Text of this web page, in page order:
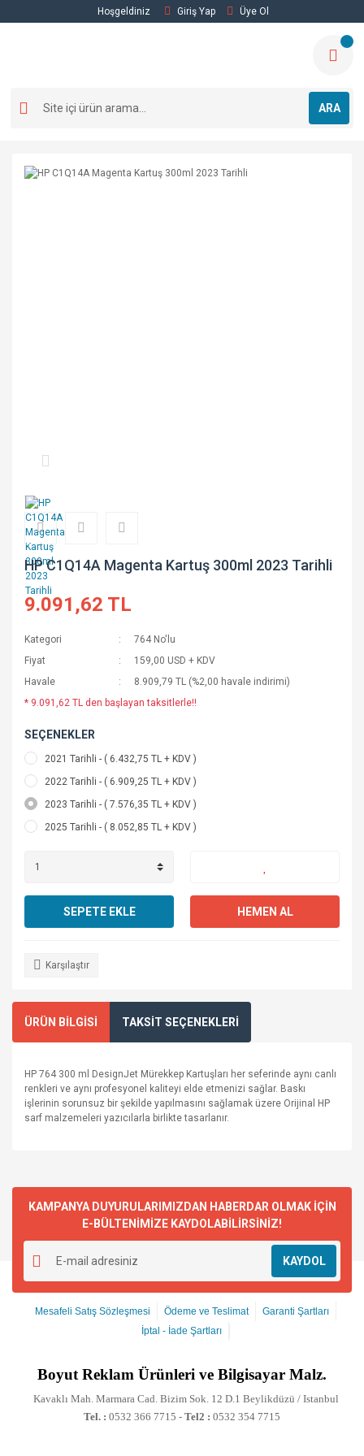
Hoşgeldiniz Giriş Yap Üye Ol
ARA
HP C1Q14A Magenta Kartuş 300ml 2023 Tarihli
9.091,62 TL
Kategori
764 No'lu
Fiyat
159,00 USD + KDV
Havale
8.909,79 TL (%2,00 havale indirimi)
* 9.091,62 TL den başlayan taksitlerle!!
SEÇENEKLER
2021 Tarihli - ( 6.432,75 TL + KDV )
2022 Tarihli - ( 6.909,25 TL + KDV )
2023 Tarihli - ( 7.576,35 TL + KDV )
2025 Tarihli - ( 8.052,85 TL + KDV )
SEPETE EKLE HEMEN AL
Karşılaştır
ÜRÜN BİLGİSİ TAKSİT SEÇENEKLERİ
HP 764 300 ml DesignJet Mürekkep Kartuşları her seferinde aynı canlı
renkleri ve aynı profesyonel kaliteyi elde etmenizi sağlar. Baskı
işlerinin sorunsuz bir şekilde yapılmasını sağlamak üzere Orijinal HP
sarf malzemeleri yazıcılarla birlikte tasarlanır.
KAMPANYA DUYURULARIMIZDAN HABERDAR OLMAK İÇİN
E-BÜLTENİMİZE KAYDOLABİLİRSİNİZ!
KAYDOL
Mesafeli Satış Sözleşmesi Ödeme ve Teslimat
Garanti Şartları
İptal - İade Şartları
Boyut Reklam Ürünleri ve Bilgisayar Malz.
Kavaklı Mah. Marmara Cad. Bizim Sok. 12 D.1 Beylikdüzü / Istanbul
Tel. : 0532 366 7715 - Tel2 : 0532 354 7715